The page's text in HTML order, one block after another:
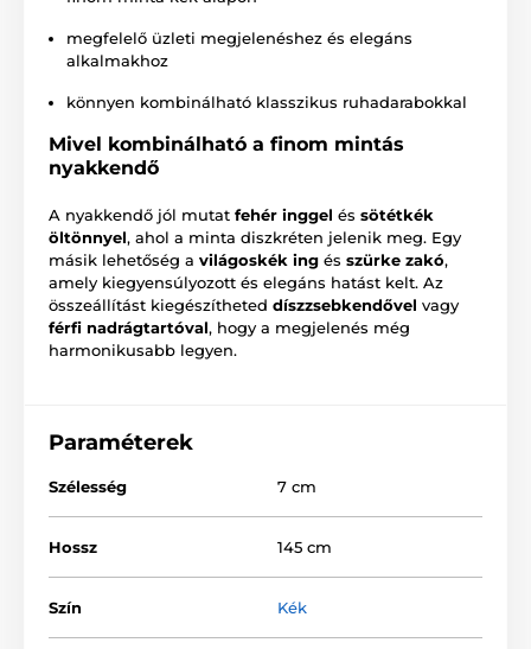
megfelelő üzleti megjelenéshez és elegáns
alkalmakhoz
könnyen kombinálható klasszikus ruhadarabokkal
Mivel kombinálható a finom mintás
nyakkendő
A nyakkendő jól mutat fehér inggel és sötétkék
öltönnyel, ahol a minta diszkréten jelenik meg. Egy
másik lehetőség a világoskék ing és szürke zakó,
amely kiegyensúlyozott és elegáns hatást kelt. Az
összeállítást kiegészítheted díszzsebkendővel vagy
férfi nadrágtartóval, hogy a megjelenés még
harmonikusabb legyen.
Paraméterek
Szélesség 7 cm
Hossz 145 cm
Szín Kék